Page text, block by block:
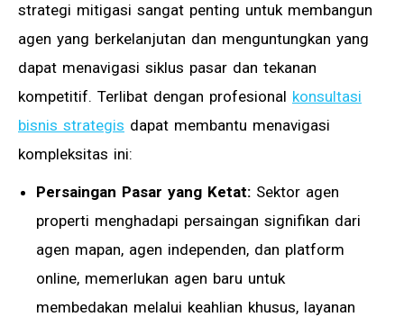
strategi mitigasi sangat penting untuk membangun
agen yang berkelanjutan dan menguntungkan yang
dapat menavigasi siklus pasar dan tekanan
kompetitif. Terlibat dengan profesional konsultasi
bisnis strategis dapat membantu menavigasi
kompleksitas ini:
Persaingan Pasar yang Ketat: Sektor agen
properti menghadapi persaingan signifikan dari
agen mapan, agen independen, dan platform
online, memerlukan agen baru untuk
membedakan melalui keahlian khusus, layanan